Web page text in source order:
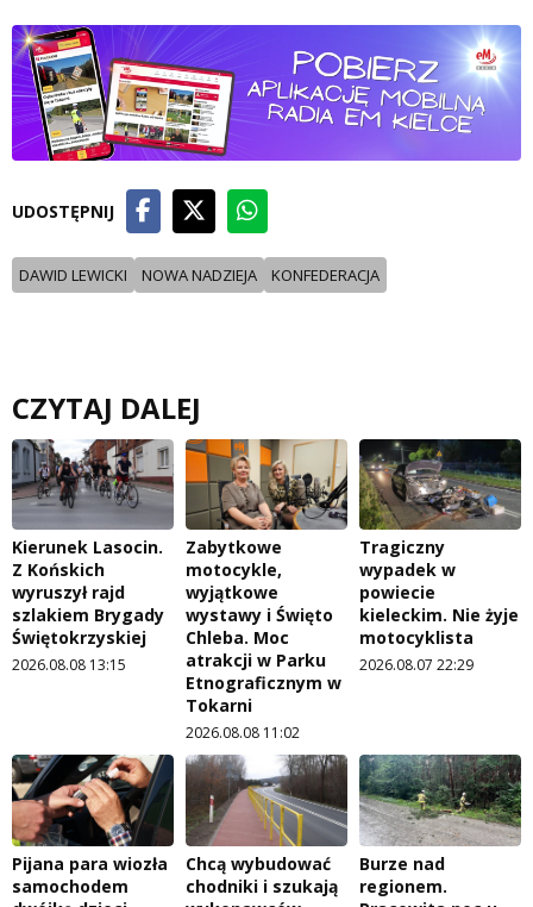
UDOSTĘPNIJ
DAWID LEWICKI NOWA NADZIEJA KONFEDERACJA
CZYTAJ DALEJ
Kierunek Lasocin.
Z Końskich
wyruszył rajd
szlakiem Brygady
Świętokrzyskiej
2026.08.08 13:15
Zabytkowe
motocykle,
wyjątkowe
wystawy i Święto
Chleba. Moc
atrakcji w Parku
Etnograficznym w
Tokarni
2026.08.08 11:02
Tragiczny
wypadek w
powiecie
kieleckim. Nie żyje
motocyklista
2026.08.07 22:29
Pijana para wiozła
samochodem
Chcą wybudować
chodniki i szukają
Burze nad
regionem.